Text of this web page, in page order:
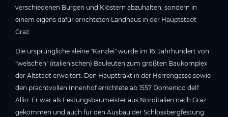
verschiedenen Burgen und Klöstern abzuhalten, sondern in
einem eigens dafür errichteten Landhaus in der Hauptstadt
Graz.
Die ursprüngliche kleine "Kanzlei" wurde im 16. Jahrhundert von
"welschen" (italienischen) Bauleuten zum größten Baukomplex
der Altstadt erweitert. Den Haupttrakt in der Herrengasse sowie
den prachtvollen Innenhof errichtete ab 1557 Domenico dell'
Allio. Er war als Festungsbaumeister aus Norditalien nach Graz
gekommen und auch für den Ausbau der Schlossbergfestung